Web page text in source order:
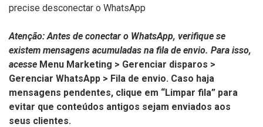
precise desconectar o WhatsApp
Atenção: Antes de conectar o WhatsApp, verifique se
existem mensagens acumuladas na fila de envio. Para isso,
acesse Menu Marketing > Gerenciar disparos >
Gerenciar WhatsApp > Fila de envio. Caso haja
mensagens pendentes, clique em “Limpar fila” para
evitar que conteúdos antigos sejam enviados aos
seus clientes.